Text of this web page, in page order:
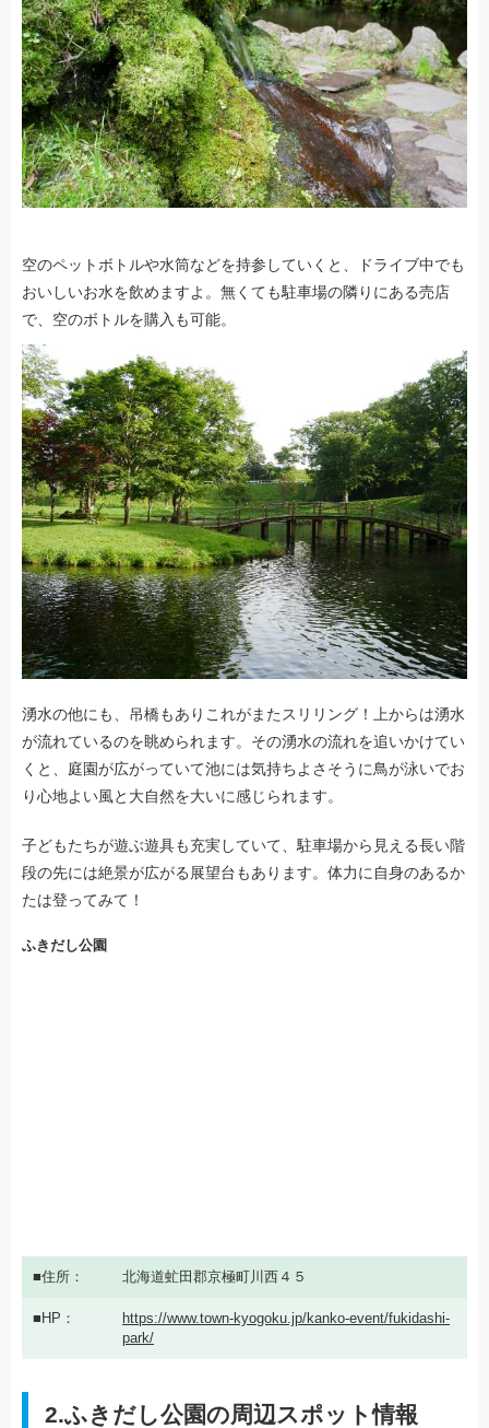
空のペットボトルや水筒などを持参していくと、ドライブ中でも
おいしいお水を飲めますよ。無くても駐車場の隣りにある売店
で、空のボトルを購入も可能。
湧水の他にも、吊橋もありこれがまたスリリング！上からは湧水
が流れているのを眺められます。その湧水の流れを追いかけてい
くと、庭園が広がっていて池には気持ちよさそうに鳥が泳いでお
り心地よい風と大自然を大いに感じられます。
子どもたちが遊ぶ遊具も充実していて、駐車場から見える長い階
段の先には絶景が広がる展望台もあります。体力に自身のあるか
たは登ってみて！
ふきだし公園
住所 北海道虻田郡京極町川西４５
HP
https://www.town-kyogoku.jp/kanko-event/fukidashi-
park/
2.ふきだし公園の周辺スポット情報